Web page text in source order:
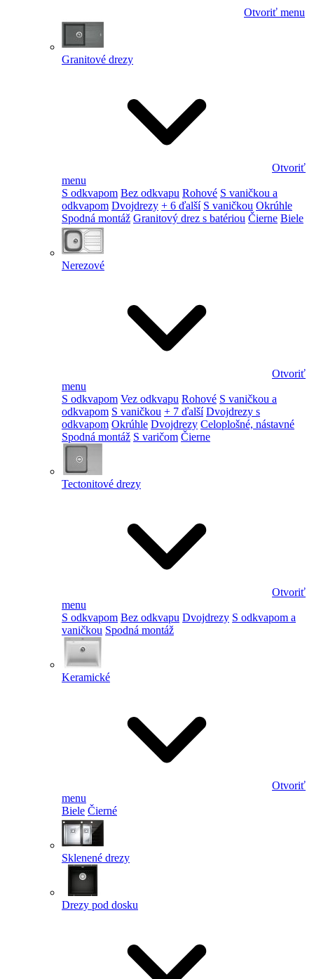
Otvoriť menu
Granitové drezy
Otvoriť
menu
S odkvapom Bez odkvapu Rohové S vaničkou a
odkvapom Dvojdrezy + 6 ďalší S vaničkou Okrúhle
Spodná montáž Granitový drez s batériou Čierne Biele
Nerezové
Otvoriť
menu
S odkvapom Vez odkvapu Rohové S vaničkou a
odkvapom S vaničkou + 7 ďalší Dvojdrezy s
odkvapom Okrúhle Dvojdrezy Celoplošné, nástavné
Spodná montáž S varičom Čierne
Tectonitové drezy
Otvoriť
menu
S odkvapom Bez odkvapu Dvojdrezy S odkvapom a
vaničkou Spodná montáž
Keramické
Otvoriť
menu
Biele Čierné
Sklenené drezy
Drezy pod dosku